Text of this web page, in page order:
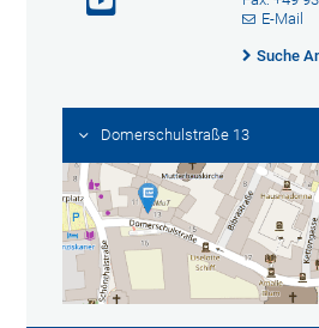
E-Mail
Suche
Domerschulstraße 13